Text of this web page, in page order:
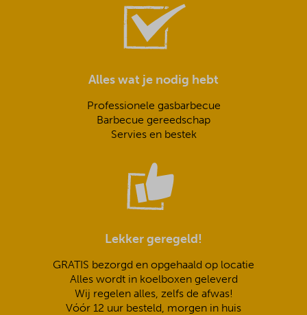
Alles wat je nodig hebt
Professionele gasbarbecue
Barbecue gereedschap
Servies en bestek
Lekker geregeld!
GRATIS bezorgd en opgehaald op locatie
Alles wordt in koelboxen geleverd
Wij regelen alles, zelfs de afwas!
Vóór 12 uur besteld, morgen in huis